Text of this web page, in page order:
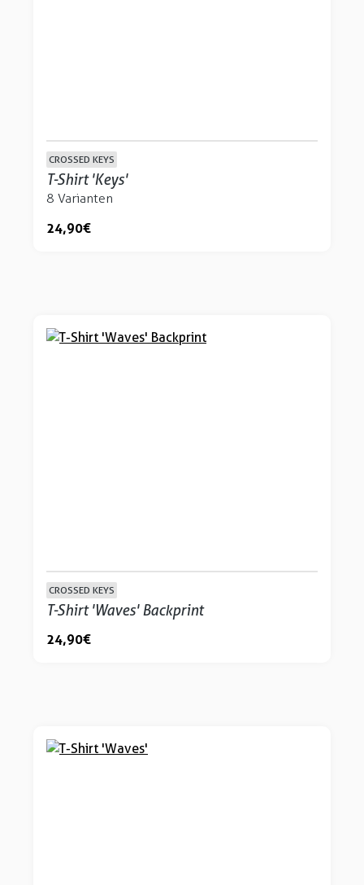
CROSSED KEYS
T-Shirt 'Keys'
8 Varianten
24,90 €
CROSSED KEYS
T-Shirt 'Waves' Backprint
24,90 €